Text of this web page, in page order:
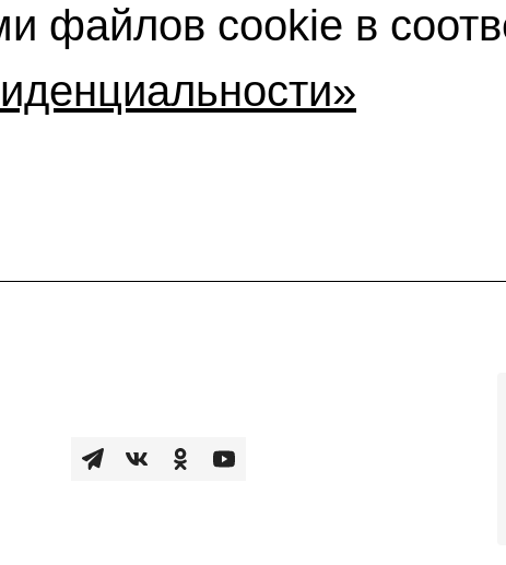
файлов cookie в